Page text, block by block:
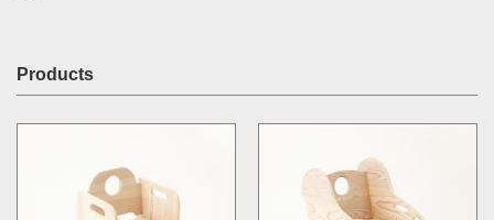
Products